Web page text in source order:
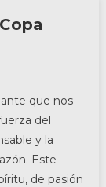
que nos
del
y la
Este
de pasión